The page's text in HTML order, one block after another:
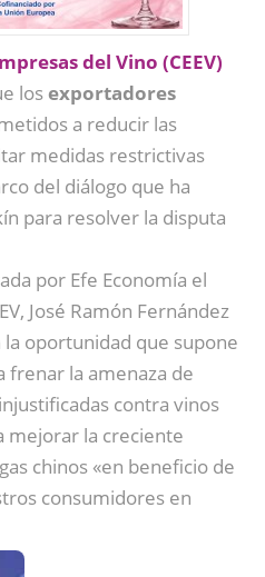
del Vino (CEEV)
losexportadores
a reducir las
medidas restrictivas
del diálogo que ha
para resolver la disputa
por Efe Economía el
José Ramón Fernández
oportunidad que supone
frenar la amenaza de
contra vinos
mejorar la creciente
chinos «en beneficio de
consumidores en